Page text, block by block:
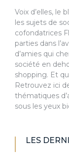
Voix d’elles, le
les sujets de
cofondatrices
parties dans
d’amies qui
société en
shopping. Et
Retrouvez ici
thématiques
sous les yeux
LES